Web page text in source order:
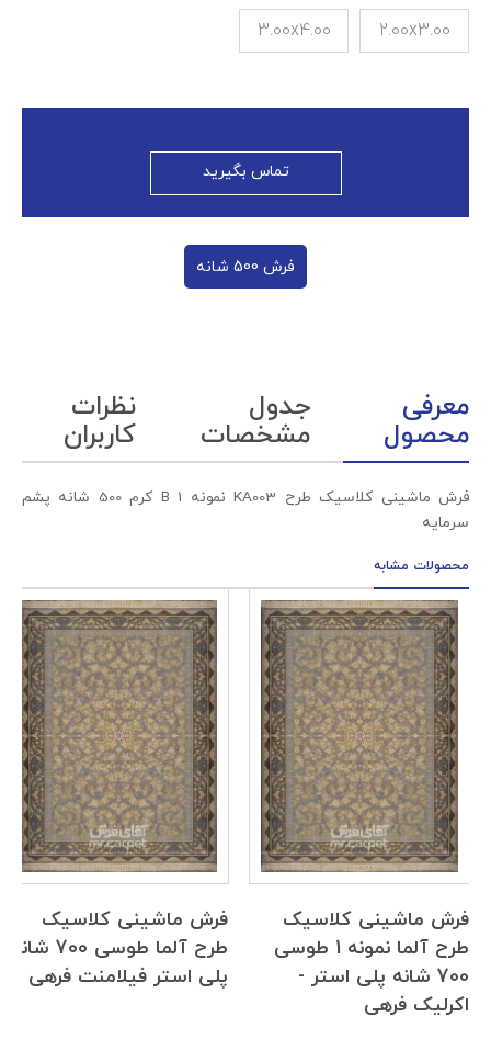
2.00x3.00
3.00x4.00
تماس بگیرید
فرش 500 شانه
معرفی
محصول
جدول
مشخصات
نظرات
کاربران
فرش ماشینی کلاسیک طرح KA003 نمونه 1 B کرم 500 شانه پشم
سرمایه
محصولات مشابه
فرش ماشینی کلاسیک
طرح آلما نمونه 1 طوسی
700 شانه پلی استر -
اکرلیک فرهی
فرش ماشینی کلاسیک
طرح آلما طوسی 700 شانه
پلی استر فیلامنت فرهی